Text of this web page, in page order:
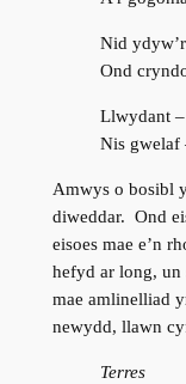
Nid
Ond
Llwydant
Nis gwelaf
Amwys o bosibl
diweddar. Ond
eisoes mae e’n
hefyd ar long, un
mae amlinelliad
newydd, llawn
Terres